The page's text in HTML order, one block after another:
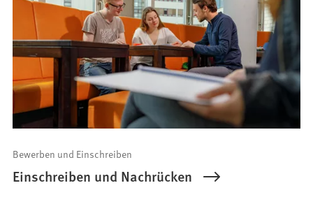
Bewerben und Einschreiben
Einschreiben und Nachrücken